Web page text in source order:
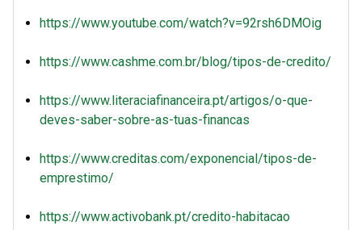
https://www.youtube.com/watch?v=92rsh6DMOig
https://www.cashme.com.br/blog/tipos-de-credito/
https://www.literaciafinanceira.pt/artigos/o-que-
deves-saber-sobre-as-tuas-financas
https://www.creditas.com/exponencial/tipos-de-
emprestimo/
https://www.activobank.pt/credito-habitacao